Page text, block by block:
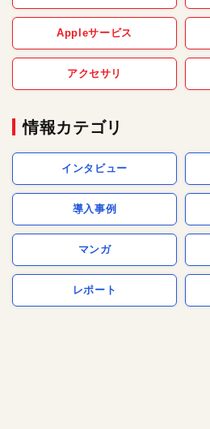
Appleサービス
アクセサリ
情報カテゴリ
インタビュー
導入事例
マンガ
レポート